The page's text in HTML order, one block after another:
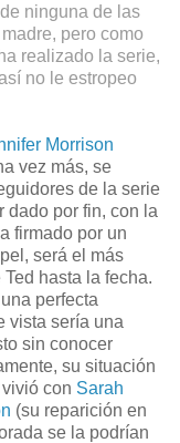
ninguna de las
pero como
realizado la serie,
no le estropeo
Morrison
vez más, se
de la serie
dado por fin, con la
firmado por un
será el más
hasta la fecha.
perfecta
vista sería una
sin conocer
su situación
con Sarah
(su reparición en
se la podrían